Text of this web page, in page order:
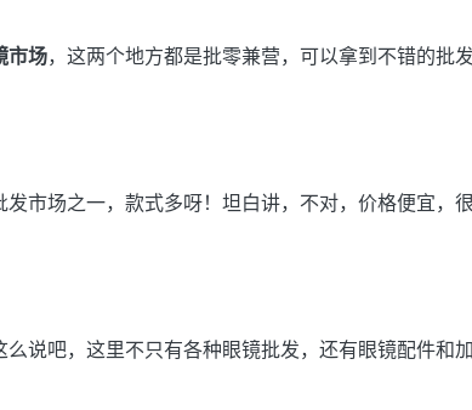
市场，这两个地方都是批零兼营，可以拿到不错的批发
发市场之一，款式多呀！坦白讲，不对，价格便宜，
说吧，这里不只有各种眼镜批发，还有眼镜配件和